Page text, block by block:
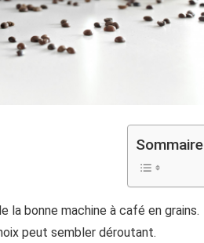
Sommaire
la bonne machine à café en grains.
peut sembler déroutant.